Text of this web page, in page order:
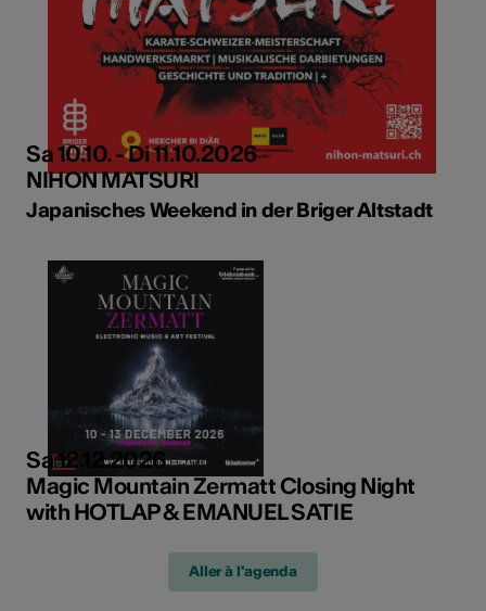
Sa 10.10. - Di 11.10.2026
NIHON MATSURI
Japanisches Weekend in der Briger Altstadt
Sa 12.12.2026
Magic Mountain Zermatt Closing Night
with HOTLAP & EMANUEL SATIE
Aller à l'agenda